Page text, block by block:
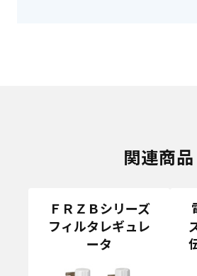
関連商品
ＦＲＺＢシリーズ
フィルタレギュレ
ータ